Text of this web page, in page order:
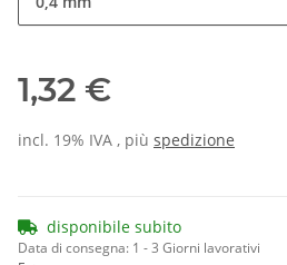
1,32 €
incl. 19% IVA , più spedizione
disponibile subito
Data di consegna: 1 - 3 Giorni lavorativi